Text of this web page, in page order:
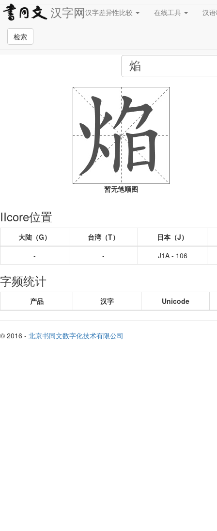
汉字网汉字差异性比较 在线工具 汉
检索
全站检索页面
暂无笔顺图
IIcore位置
大陆（G） 台湾（T）
日本（J）
-
- J1A - 106
字频统计
产品 汉字 Unicode
© 2016 - 北京书同文数字化技术有限公司